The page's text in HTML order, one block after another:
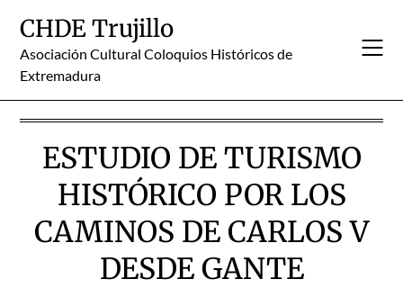
content
CHDE Trujillo
Asociación Cultural Coloquios Históricos de
Extremadura
ESTUDIO DE TURISMO
HISTÓRICO POR LOS
CAMINOS DE CARLOS V
DESDE GANTE